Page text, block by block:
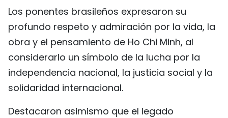
Los ponentes brasileños expresaron su
profundo respeto y admiración por la vida, la
obra y el pensamiento de Ho Chi Minh, al
considerarlo un símbolo de la lucha por la
independencia nacional, la justicia social y la
solidaridad internacional.
Destacaron asimismo que el legado